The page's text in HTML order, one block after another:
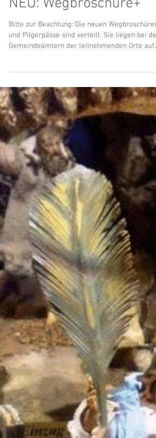
NEU: Wegbroschüre+
Bitte zur Beachtung: Die neuen Wegbroschüren
und Pilgerpässe sind verteilt. Sie liegen bei den
Gemeindeämtern der teilnehmenden Orte auf,...